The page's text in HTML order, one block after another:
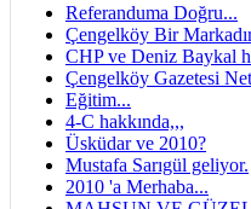
Referanduma Doğru...
Çengelköy Bir
CHP ve Deniz Baykal
Çengelköy Gazetesi
Eğitim...
4-C hakkında,,,
Üsküdar ve 2010?
Mustafa Sarıgül geliyor.
2010 'a Merhaba...